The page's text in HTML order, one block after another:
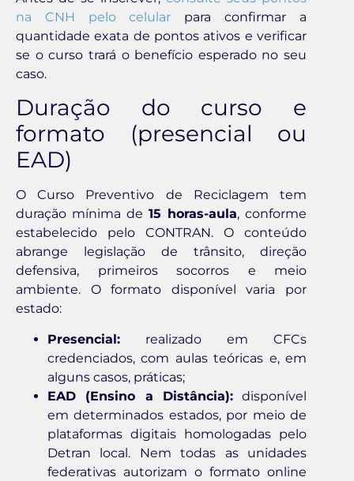
na CNH pelo celular para confirmar a
quantidade exata de pontos ativos e verificar
se o curso trará o benefício esperado no seu
caso.
Duração do curso e
formato (presencial ou
EAD)
O Curso Preventivo de Reciclagem tem
duração mínima de 15 horas-aula, conforme
estabelecido pelo CONTRAN. O conteúdo
abrange legislação de trânsito, direção
defensiva, primeiros socorros e meio
ambiente. O formato disponível varia por
estado:
Presencial: realizado em CFCs
credenciados, com aulas teóricas e, em
alguns casos, práticas;
EAD (Ensino a Distância):disponível
em determinados estados, por meio de
plataformas digitais homologadas pelo
Detran local. Nem todas as unidades
federativas autorizam o formato online